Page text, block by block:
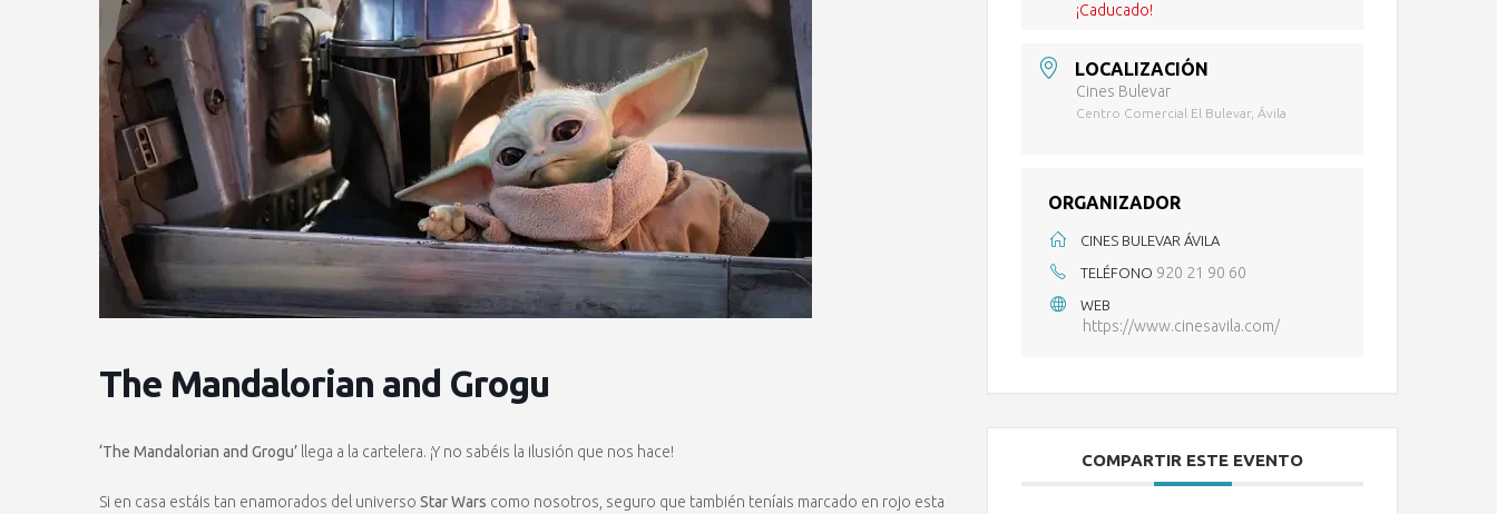
The Mandalorian and Grogu
‘The Mandalorian and Grogu’ llega a la cartelera. ¡Y no sabéis la ilusión que nos hace!
Si en casa estáis tan enamorados del universo Star Wars como nosotros, seguro que también teníais marcado en rojo esta
¡Caducado!
LOCALIZACIÓN
Cines Bulevar
Centro Comercial El Bulevar, Ávila
ORGANIZADOR
CINES BULEVAR ÁVILA
TELÉFONO 920 21 90 60
WEB
https://www.cinesavila.com/
COMPARTIR ESTE EVENTO